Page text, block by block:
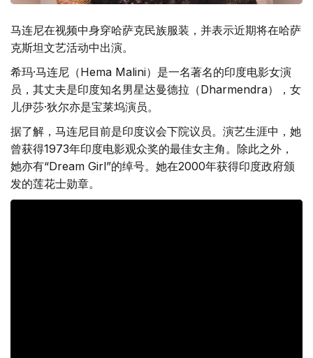
马连尼在视频中身穿哈萨克民族服装，并表示近期将在哈萨
克斯坦文艺活动中出演。
希玛·马连尼（Hema Malini）是一名著名的印度电影女演
员，其丈夫是印度知名男星达曼德拉（Dharmendra），女
儿伊莎·狄尔亦是宝莱坞演员。
据了解，马连尼目前是印度议会下院议员。演艺生涯中，她
曾获得1973年印度电影观众奖的最佳女主角。除此之外，
她亦有“Dream Girl”的绰号。她在2000年获得印度政府颁
发的莲花士勋章。